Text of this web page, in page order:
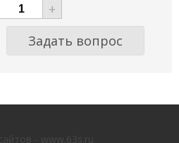
+
Задать вопрос
- www.63s.ru